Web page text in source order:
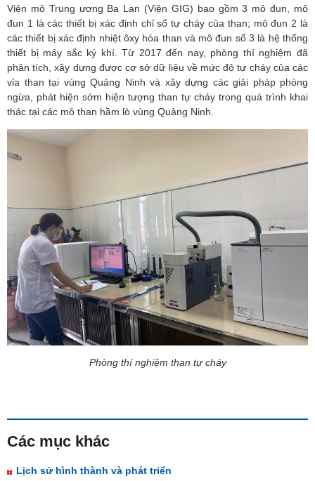
Viện mỏ Trung ương Ba Lan (Viện GIG) bao gồm 3 mô đun, mô
đun 1 là các thiết bị xác định chỉ số tự cháy của than; mô đun 2 là
các thiết bị xác định nhiệt ôxy hóa than và mô đun số 3 là hệ thống
thiết bị máy sắc ký khí. Từ 2017 đến nay, phòng thí nghiệm đã
phân tích, xây dựng được cơ sở dữ liệu về mức độ tự cháy của các
vỉa than tại vùng Quảng Ninh và xây dựng các giải pháp phòng
ngừa, phát hiện sớm hiện tượng than tự cháy trong quá trình khai
thác tại các mỏ than hầm lò vùng Quảng Ninh.
Phòng thí nghiệm than tự cháy
Các mục khác
Lịch sử hình thành và phát triển